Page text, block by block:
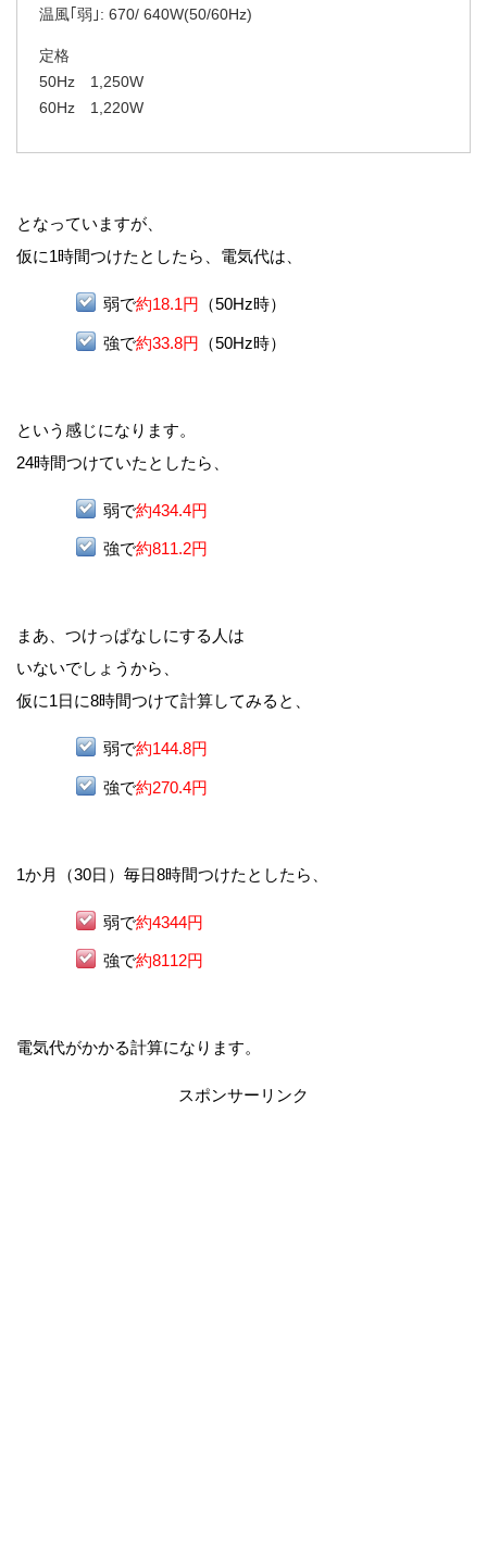
温風｢弱｣: 670/ 640W(50/60Hz)
定格
50Hz 1,250W
60Hz 1,220W
となっていますが、
仮に1時間つけたとしたら、電気代は、
弱で約18.1円 （50Hz時）
強で約33.8円 （50Hz時）
という感じになります。
24時間つけていたとしたら、
弱で約434.4円
強で約811.2円
まあ、つけっぱなしにする人は
いないでしょうから、
仮に1日に8時間つけて計算してみると、
弱で約144.8円
強で約270.4円
1か月（30日）毎日8時間つけたとしたら、
弱で約4344円
強で約8112円
電気代がかかる計算になります。
スポンサーリンク